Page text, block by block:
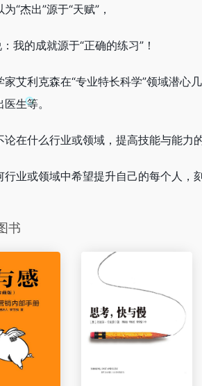
“杰出”源于“天赋”，
我的成就源于“正确的练习”！
家艾利克森在“专业特长科学”领域潜心
生等。
论在什么行业或领域，提高技能与能力
行业或领域中希望提升自己的每个人，
书